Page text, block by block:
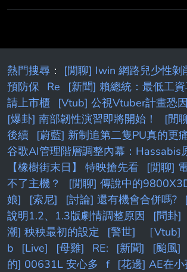
表準，但交流賽跟經典賽就感受
熱門搜尋 ： [閒聊] Iwin 網路兒少性剝
預防保
Re
[新聞] 賴總統：最低工
請上市櫃
[Vtub] 公視Vtuber計畫恐
[爆卦] 南部韌性演習即將開始！
[閒
後續
[蔚藍] 新制追第二隻PU真的更
谷歌AI管理階層調整內幕：Hassabis
【橡樹街末日】 特映搶先看
[閒聊]
不了主機？
[閒聊] 傳說中的
娘]
[索尼] [討論] 還有機會合併嗎?
說明1.2、1.3版劇情調整原因
[問卦]
潮] 秧秧最初的設定
[警世] ［Vtub]
b
[Live] [母雞] RE: [新聞] [颱風]
的] 00631L 安心多
f
[花邊] AE在